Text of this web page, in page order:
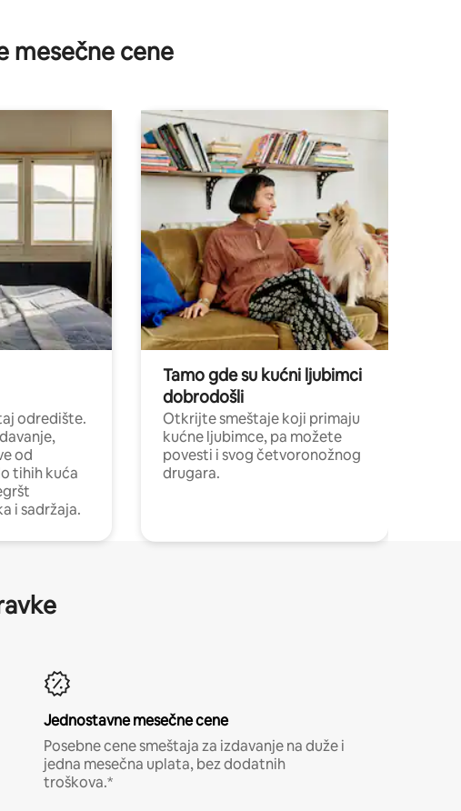
mesečne cene
odredište.
od
tihih kuća
i sadržaja.
Tamo gde su kućni ljubimci
dobrodošli
Otkrijte smeštaje koji primaju
kućne ljubimce, pa možete
povesti i svog četvoronožnog
drugara.
Jednostavne mesečne cene
Posebne cene smeštaja za izdavanje na duže i
jedna mesečna uplata, bez dodatnih
troškova.*